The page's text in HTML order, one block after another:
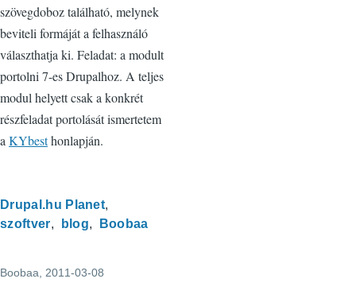
szövegdoboz található, melynek
beviteli formáját a felhasználó
választhatja ki. Feladat: a modult
portolni 7-es Drupalhoz. A teljes
modul helyett csak a konkrét
részfeladat portolását ismertetem
aKYbesthonlapján.
Drupal.hu Planet
szoftver
blog Boobaa
Boobaa, 2011-03-08